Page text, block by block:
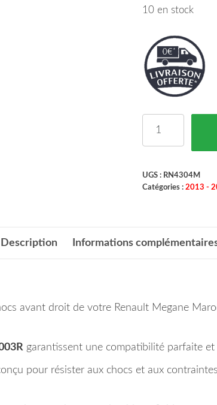
10 en stock
UGS : RN4304M
Catégories : 2013 -
Description Informations
avant droit de votre Renault Megane
garantissent une compatibilité parfaite
pour résister aux chocs et aux